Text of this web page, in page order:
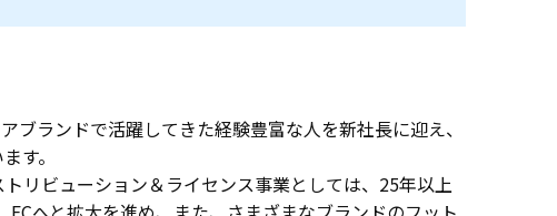
ランドで活躍してきた経験豊富な人を新社長に迎え、
す。
リビューション＆ライセンス事業としては、25年以上